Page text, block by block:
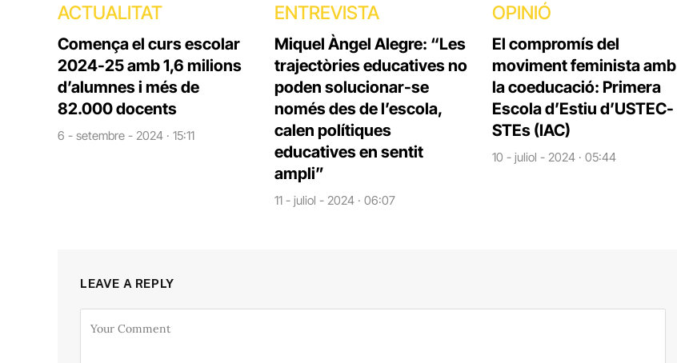
ACTUALITAT
Comença el curs escolar
2024-25 amb 1,6 milions
d’alumnes i més de
82.000 docents
6 - setembre - 2024 · 15:11
ENTREVISTA
Miquel Àngel Alegre: “Les
trajectòries educatives no
poden solucionar-se
només des de l’escola,
calen polítiques
educatives en sentit
ampli”
11 - juliol - 2024 · 06:07
OPINIÓ
El compromís del
moviment feminista amb
la coeducació: Primera
Escola d’Estiu d’USTEC-
STEs (IAC)
10 - juliol - 2024 · 05:44
LEAVE A REPLY